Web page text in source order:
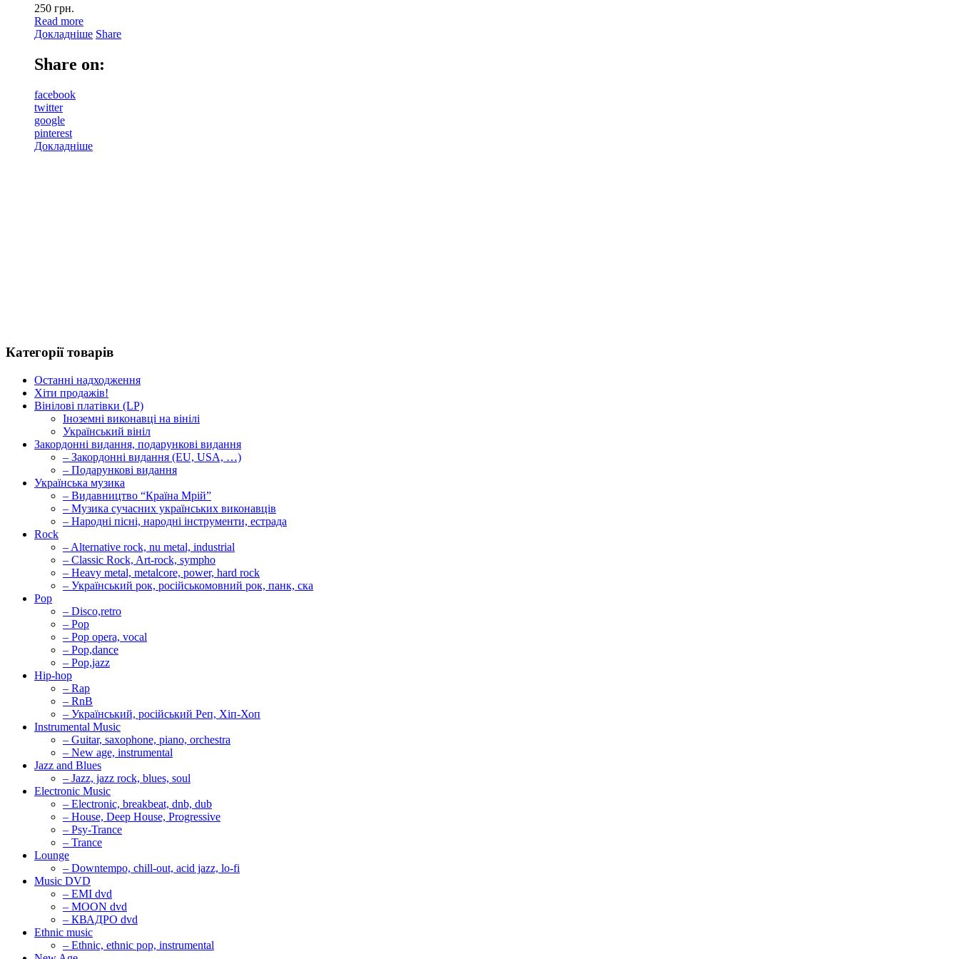
250 грн.
Read more
Докладніше Share
Share on:
facebook
twitter
google
pinterest
Докладніше
Категорії товарів
Останні надходження
Хіти продажів!
Вінілові платівки (LP)
Іноземні виконавці на вінілі
Український вініл
Закордонні видання, подарункові видання
– Закордонні видання (EU, USA, …)
– Подарункові видання
Українська музика
– Видавництво “Країна Мрій”
– Музика сучасних українських виконавців
– Народні пісні, народні інструменти, естрада
Rock
– Alternative rock, nu metal, industrial
– Classic Rock, Art-rock, sympho
– Heavy metal, metalcore, power, hard rock
– Український рок, російськомовний рок, панк, ска
Pop
– Disco,retro
– Pop
– Pop opera, vocal
– Pop,dance
– Pop,jazz
Hip-hop
– Rap
– RnB
– Український, російський Реп, Хіп-Хоп
Instrumental Music
– Guitar, saxophone, piano, orchestra
– New age, instrumental
Jazz and Blues
– Jazz, jazz rock, blues, soul
Electronic Music
– Electronic, breakbeat, dnb, dub
– House, Deep House, Progressive
– Psy-Trance
– Trance
Lounge
– Downtempo, chill-out, acid jazz, lo-fi
Music DVD
– EMI dvd
– MOON dvd
– КВАДРО dvd
Ethnic music
– Ethnic, ethnic pop, instrumental